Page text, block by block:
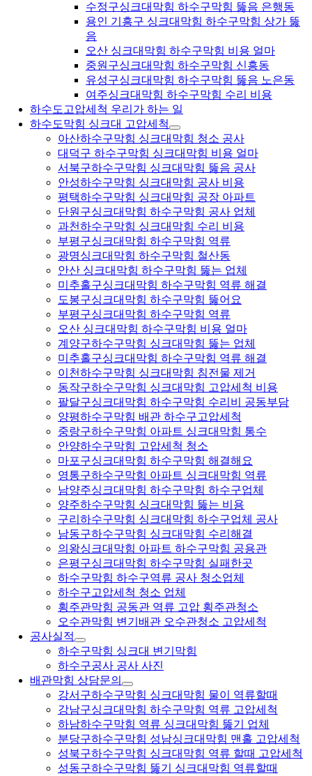
수정구싱크대막힘 하수구막힘 뚫음 은행동
용인 기흥구 싱크대막힘 하수구막힘 상가 뚫
음
오산 싱크대막힘 하수구막힘 비용 얼마
중원구싱크대막힘 하수구막힘 신흥동
유성구싱크대막힘 하수구막힘 뚫음 노은동
여주싱크대막힘 하수구막힘 수리 비용
하수도고압세척 우리가 하는 일
하수도막힘 싱크대 고압세척
아산하수구막힘 싱크대막힘 청소 공사
대덕구 하수구막힘 싱크대막힘 비용 얼마
서북구하수구막힘 싱크대막힘 뚫음 공사
안성하수구막힘 싱크대막힘 공사 비용
평택하수구막힘 싱크대막힘 공장 아파트
단원구싱크대막힘 하수구막힘 공사 업체
과천하수구막힘 싱크대막힘 수리 비용
부평구싱크대막힘 하수구막힘 역류
광명싱크대막힘 하수구막힘 철산동
안산 싱크대막힘 하수구막힘 뚫는 업체
미추홀구싱크대막힘 하수구막힘 역류 해결
도봉구싱크대막힘 하수구막힘 뚫어요
부평구싱크대막힘 하수구막힘 역류
오산 싱크대막힘 하수구막힘 비용 얼마
계양구하수구막힘 싱크대막힘 뚫는 업체
미추홀구싱크대막힘 하수구막힘 역류 해결
이천하수구막힘 싱크대막힘 침전물 제거
동작구하수구막힘 싱크대막힘 고압세척 비용
팔달구싱크대막힘 하수구막힘 수리비 공동부담
양평하수구막힘 배관 하수구고압세척
중랑구하수구막힘 아파트 싱크대막힘 통수
안양하수구막힘 고압세척 청소
마포구싱크대막힘 하수구막힘 해결해요
영통구하수구막힘 아파트 싱크대막힘 역류
남양주싱크대막힘 하수구막힘 하수구업체
양주하수구막힘 싱크대막힘 뚫는 비용
구리하수구막힘 싱크대막힘 하수구업체 공사
남동구하수구막힘 싱크대막힘 수리해결
의왕싱크대막힘 아파트 하수구막힘 공용관
은평구싱크대막힘 하수구막힘 실패한곳
하수구막힘 하수구역류 공사 청소업체
하수구고압세척 청소 업체
횡주관막힘 공동관 역류 고압 횡주관청소
오수관막힘 변기배관 오수관청소 고압세척
공사실적
하수구막힘 싱크대 변기막힘
하수구공사 공사 사진
배관막힘 상담문의
강서구하수구막힘 싱크대막힘 물이 역류할때
강남구싱크대막힘 하수구막힘 역류 고압세척
하남하수구막힘 역류 싱크대막힘 뚫기 업체
분당구하수구막힘 성남싱크대막힘 맨홀 고압세척
성북구하수구막힘 싱크대막힘 역류 할때 고압세척
성동구하수구막힘 뚫기 싱크대막힘 역류할때